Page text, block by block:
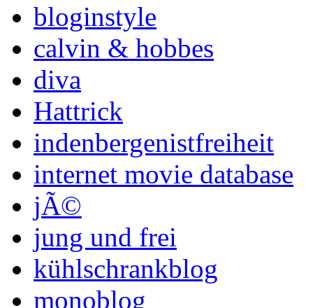
bloginstyle
calvin & hobbes
diva
Hattrick
indenbergenistfreiheit
internet movie database
jÃ©
jung und frei
kühlschrankblog
monoblog